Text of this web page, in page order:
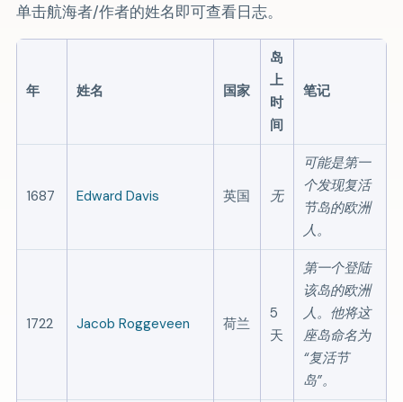
单击航海者/作者的姓名即可查看日志。
年 姓名 国家
岛
上
时
间
笔记
1687 Edward Davis 英国 无
可能是第一
个发现复活
节岛的欧洲
人。
1722 Jacob Roggeveen 荷兰
5
天
第一个登陆
该岛的欧洲
人。他将这
座岛命名为
复活节
岛 。